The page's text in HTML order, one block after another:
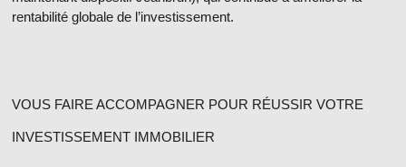
rentabilité globale de l’investissement.
VOUS FAIRE ACCOMPAGNER POUR RÉUSSIR VOTRE
INVESTISSEMENT IMMOBILIER